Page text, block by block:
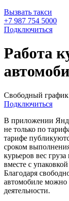
Вызвать такси
+7 987 754 5000
Подключиться
Работа
Свободный график
Подключиться
В приложении
не только по
тарифе
сроком
курьеров вес
вместе с
Благодаря
автомобиле можно
деятельности.